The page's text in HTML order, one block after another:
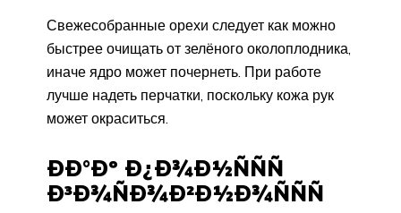
Свежесобранные орехи следует как можно
быстрее очищать от зелёного околоплодника,
иначе ядро может почернеть. При работе
лучше надеть перчатки, поскольку кожа рук
может окраситься.
ÐÐ°Ðº Ð¿Ð¾Ð½ÑÑÑ
Ð³Ð¾ÑÐ¾Ð²Ð½Ð¾ÑÑÑ